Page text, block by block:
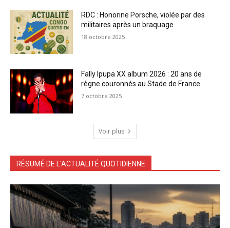
RDC : Honorine Porsche, violée par des
militaires après un braquage
18 octobre 2025
Fally Ipupa XX album 2026 : 20 ans de
règne couronnés au Stade de France
7 octobre 2025
Voir plus
RÉSUMÉ DE L'ACTUALITÉ QUOTIDIENNE